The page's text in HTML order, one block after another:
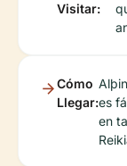
Visitar:
Cómo
Llegar:es
en